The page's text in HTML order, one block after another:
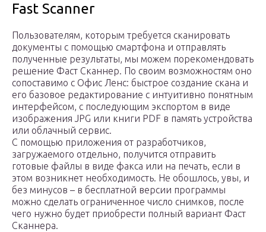
Fast Scanner
Пользователям, которым требуется сканировать
документы с помощью смартфона и отправлять
полученные результаты, мы можем порекомендовать
решение Фаст Сканнер. По своим возможностям оно
сопоставимо с Офис Ленс: быстрое создание скана и
его базовое редактирование с интуитивно понятным
интерфейсом, с последующим экспортом в виде
изображения JPG или книги PDF в память устройства
или облачный сервис.
С помощью приложения от разработчиков,
загружаемого отдельно, получится отправить
готовые файлы в виде факса или на печать, если в
этом возникнет необходимость. Не обошлось, увы, и
без минусов – в бесплатной версии программы
можно сделать ограниченное число снимков, после
чего нужно будет приобрести полный вариант Фаст
Сканнера.